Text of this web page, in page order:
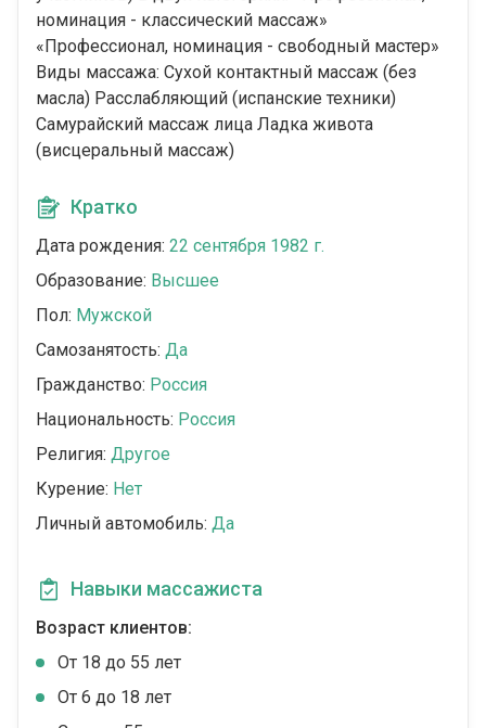
номинация - классический массаж»
«Профессионал, номинация - свободный мастер»
Виды массажа: Сухой контактный массаж (без
масла) Расслабляющий (испанские техники)
Самурайский массаж лица Ладка живота
(висцеральный массаж)
Кратко
Дата рождения: 22 сентября 1982 г.
Образование: Высшее
Пол: Мужской
Самозанятость: Да
Гражданство: Россия
Национальность: Россия
Религия: Другое
Курение: Нет
Личный автомобиль: Да
Навыки массажиста
Возраст клиентов:
От 18 до 55 лет
От 6 до 18 лет